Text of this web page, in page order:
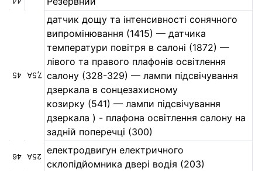
45 7,5А
датчик дощу та інтенсивності сонячного
випромінювання (1415) — датчика
температури повітря в салоні (1872) —
лівого та правого плафонів освітлення
салону (328-329) — лампи підсвічування
дзеркала в сонцезахисному
козирку (541) — лампи підсвічування
дзеркала ) - плафона освітлення салону на
задній поперечці (300)
46 25А
електродвигун електричного
склопідйомника двері водія (203)